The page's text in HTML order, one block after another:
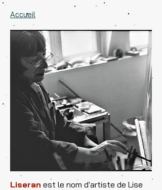
Accueil
Liseran est le nom d'artiste de Lise